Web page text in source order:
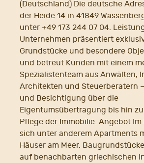
(Deutschland) Die deutsche
der Heide 14 in 41849
unter +49 173 244 07 04.
Unternehmen präsentiert
Grundstücke und besondere
und betreut Kunden mit einem
Spezialistenteam aus Anwälten,
Architekten und Steuerberatern
und Besichtigung über die
Eigentumsübertragung bis hin
Pflege der Immobilie. Angebot
sich unter anderem Apartments
Häuser am Meer,
auf benachbarten griechischen